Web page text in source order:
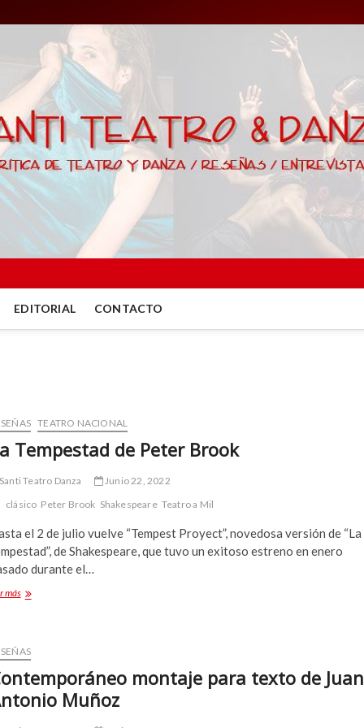
EDITORIAL CONTACTO
TEATRO NACIONAL
Tempestad de Peter Brook
Teatro Danza
Junio 22, 2022
clásico Peter Brook Shakespeare Teatro a Mil
el 2 de julio vuelve “Tempest Proyect”, novedosa versión de “La
de Shakespeare, que tuvo un exitoso estreno en enero
durante el…
másLa
Brook
montaje para texto de Juan
Muñoz